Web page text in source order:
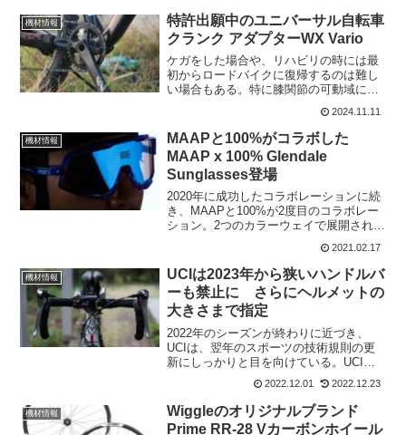
(function(b,c,f,g,a,d,e){b.Moshi...
機材情報
特許出願中のユニバーサル自転車
クランク アダプターWX Vario
ケガをした場合や、リハビリの時には最
初からロードバイクに復帰するのは難し
い場合もある。特に膝関節の可動域に問
題がある場合など、いきなり元のクラン
ク長では回せない場合もあるだろう。そ
んな時、WX Varioクランク・アダプター
を使えば、特別な...
2024.11.11
機材情報
MAAPと100%がコラボした
MAAP x 100% Glendale
Sunglasses登場
2020年に成功したコラボレーションに続
き、MAAPと100%が2度目のコラボレー
ション。2つのカラーウェイで展開される
全く新しいMAAP x 100% Glendale
Sunglassesが誕生した。MAAP x 100%
Glenda...
2021.02.17
機材情報
UCIは2023年から狭いハンドルバ
ーも禁止に さらにヘルメットの
大きさまで指定
2022年のシーズンが終わりに近づき、
UCIは、翌年のスポーツの技術規則の更
新にしっかりと目を向けている。UCI技
術規則のUCIテクニカルレギュレーショ
ンの明確化ガイドの新しいバージョンが
公開され、2023年1月1日に発効する。主
な改正点を...
2022.12.01 2022.12.23
機材情報
Wiggleのオリジナルブランド
Prime RR-28 Vカーボンホイール